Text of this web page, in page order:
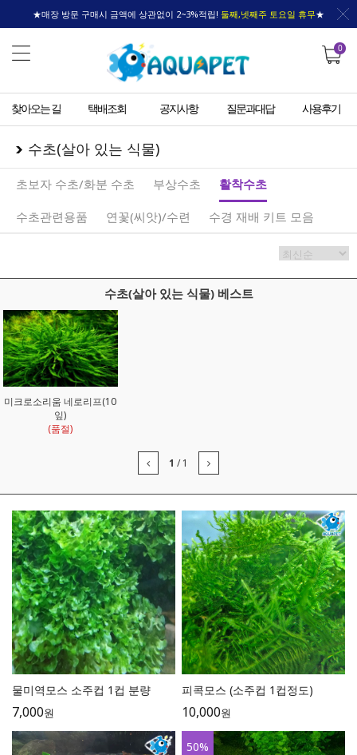
★매장 방문 구매시 금액에 상관없이 2~3%적립! 둘째,넷째주 토요일 휴무★
0
찾아오는 길 택배조회 공지사항 질문과대답 사용후기
수초(살아 있는 식물)
초보자 수초/화분 수초 부상수초 활착수초
수초관련용품 연꽃(씨앗)/수련 수경 재배 키트 모음
수초(살아 있는 식물) 베스트
미크로소리움 네로리프(10
잎)
(품절)
1 /1
물미역모스 소주컵 1컵 분량
7,000원
피콕모스 (소주컵 1컵정도)
10,000원
50%